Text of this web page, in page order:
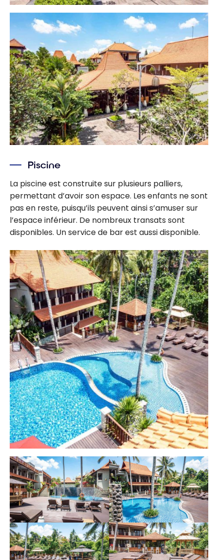
Piscine
La piscine est construite sur plusieurs palliers,
permettant d’avoir son espace. Les enfants ne sont
pas en reste, puisqu’ils peuvent ainsi s’amuser sur
l’espace inférieur. De nombreux transats sont
disponibles. Un service de bar est aussi disponible.